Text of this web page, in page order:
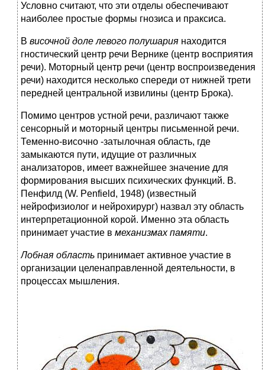
Условно считают, что эти отделы обеспечивают
наиболее простые формы гнозиса и праксиса.
В височной доле левого полушария находится
гностический центр речи Вернике (центр восприятия
речи). Моторный центр речи (центр воспроизведения
речи) находится несколько спереди от нижней трети
передней центральной извилины (центр Брока).
Помимо центров устной речи, различают также
сенсорный и моторный центры письменной речи.
Теменно-височно -затылочная область, где
замыкаются пути, идущие от различных
анализаторов, имеет важнейшее значение для
формирования высших психических функций. В.
Пенфилд (W. Penfield, 1948) (известный
нейрофизиолог и нейрохирург) назвал эту область
интерпретационной корой. Именно эта область
принимает участие в механизмах памяти.
Лобная область принимает активное участие в
организации целенаправленной деятельности, в
процессах мышления.